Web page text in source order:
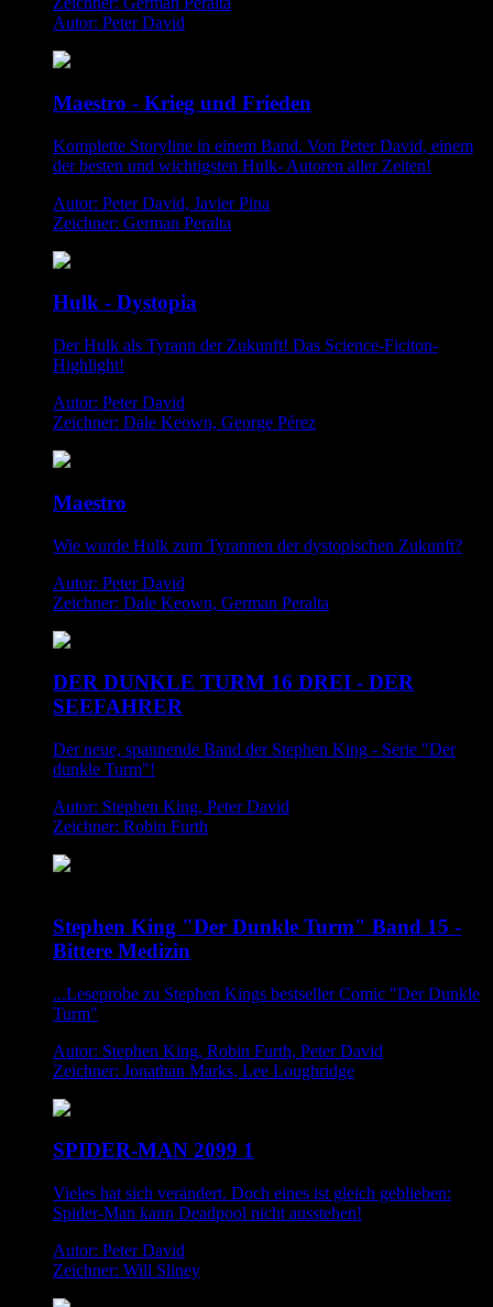
Autor: Peter David
Maestro - Krieg und Frieden
Komplette Storyline in einem Band. Von Peter David, einem
der besten und wichtigsten Hulk- Autoren aller Zeiten!
Autor: Peter David, Javier Pina
Zeichner: German Peralta
Hulk - Dystopia
Der Hulk als Tyrann der Zukunft! Das Science-Ficiton-
Highlight!
Autor: Peter David
Zeichner: Dale Keown, George Pérez
Maestro
Wie wurde Hulk zum Tyrannen der dystopischen Zukunft?
Autor: Peter David
Zeichner: Dale Keown, German Peralta
DER DUNKLE TURM 16 DREI - DER
SEEFAHRER
Der neue, spannende Band der Stephen King - Serie "Der
dunkle Turm"!
Autor: Stephen King, Peter David
Zeichner: Robin Furth
Stephen King "Der Dunkle Turm" Band 15 -
Bittere Medizin
...Leseprobe zu Stephen Kings bestseller Comic "Der Dunkle
Turm"
Autor: Stephen King, Robin Furth, Peter David
Zeichner: Jonathan Marks, Lee Loughridge
SPIDER-MAN 2099 1
Vieles hat sich verändert. Doch eines ist gleich geblieben:
Spider-Man kann Deadpool nicht ausstehen!
Autor: Peter David
Zeichner: Will Sliney